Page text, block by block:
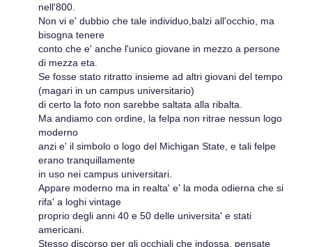
nell'800.
Non vi e' dubbio che tale individuo,balzi all'occhio, ma
bisogna tenere
conto che e' anche l'unico giovane in mezzo a persone
di mezza eta.
Se fosse stato ritratto insieme ad altri giovani del tempo
(magari in un campus universitario)
di certo la foto non sarebbe saltata alla ribalta.
Ma andiamo con ordine, la felpa non ritrae nessun logo
moderno
anzi e' il simbolo o logo del Michigan State, e tali felpe
erano tranquillamente
in uso nei campus universitari.
Appare moderno ma in realta' e' la moda odierna che si
rifa' a loghi vintage
proprio degli anni 40 e 50 delle universita' e stati
americani.
Stesso discorso per gli occhiali che indossa, pensate